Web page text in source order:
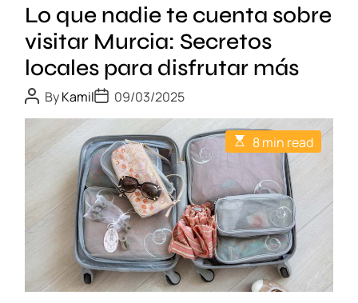
Lo que nadie te cuenta sobre
visitar Murcia: Secretos
locales para disfrutar más
P
o
s
u
t
ByKamilP
o
s
t
D
a
t
e
09/03/2025
E
s
i
m
a
t
e
d
r
e
a
d
8 min read